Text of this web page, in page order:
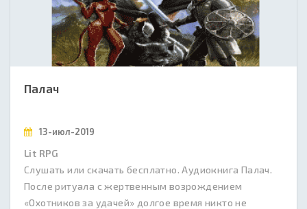
Палач
13-июл-2019
Lit RPG
Слушать или скачать бесплатно. Аудиокнига Палач.
После ритуала с жертвенным возрождением
«Охотников за удачей» долгое время никто не